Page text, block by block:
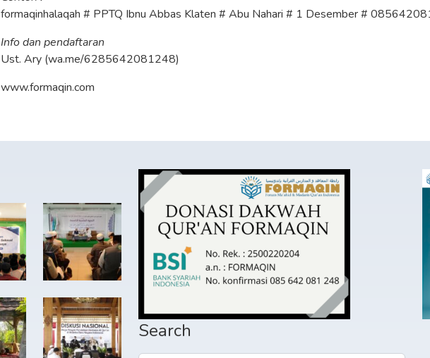
formaqinhalaqah # PPTQ Ibnu Abbas Klaten # Abu Nahari # 1 Desember #
Info dan pendaftaran
Ust. Ary (wa.me/6285642081248)
www.formaqin.com
Search